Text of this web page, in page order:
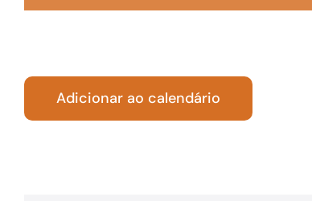
Turismo
Adicionar ao calendário